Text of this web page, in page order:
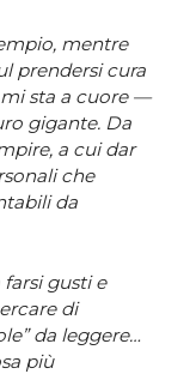
mentre
prendersi cura
sta a cuore —
gigante. Da
a cui dar
che
da
gusti e
di
da leggere…
più